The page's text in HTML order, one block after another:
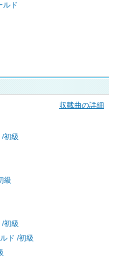
ルド
収載曲の詳細
初級
級
初級
ド /初級